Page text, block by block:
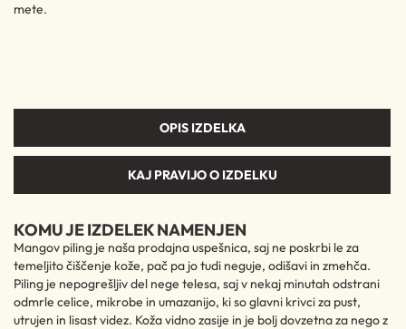
mete.
OPIS IZDELKA
KAJ PRAVIJO O IZDELKU
KOMU JE IZDELEK NAMENJEN
Mangov piling je naša prodajna uspešnica, saj ne poskrbi le za
temeljito čiščenje kože, pač pa jo tudi neguje, odišavi in zmehča.
Piling je nepogrešljiv del nege telesa, saj v nekaj minutah odstrani
odmrle celice, mikrobe in umazanijo, ki so glavni krivci za pust,
utrujen in lisast videz. Koža vidno zasije in je bolj dovzetna za nego z